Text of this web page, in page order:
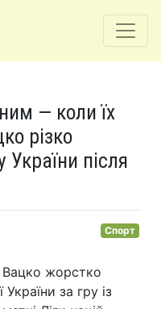
— коли їх
різко
України після
Спорт
Вацко жорстко
України за гру із